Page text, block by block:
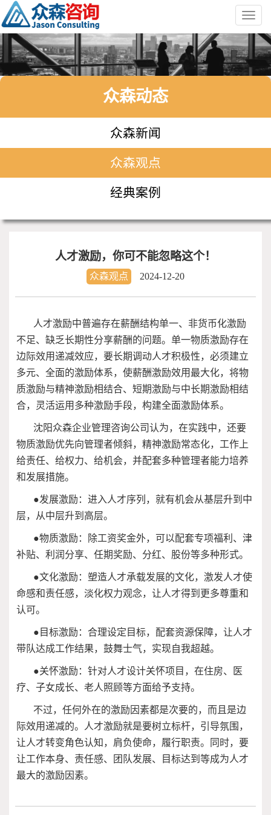
众森动态
众森新闻
众森观点
经典案例
人才激励，你可不能忽略这个！
众森观点 2024-12-20
人才激励中普遍存在薪酬结构单一、非货币化激励
不足、缺乏长期性分享薪酬的问题。单一物质激励存在
边际效用递减效应，要长期调动人才积极性，必须建立
多元、全面的激励体系，使薪酬激励效用最大化，将物
质激励与精神激励相结合、短期激励与中长期激励相结
合，灵活运用多种激励手段，构建全面激励体系。
沈阳众森企业管理咨询公司认为，在实践中，还要
物质激励优先向管理者倾斜，精神激励常态化，工作上
给责任、给权力、给机会，并配套多种管理者能力培养
和发展措施。
●发展激励：进入人才序列，就有机会从基层升到中
层，从中层升到高层。
●物质激励：除工资奖金外，可以配套专项福利、津
补贴、利润分享、任期奖励、分红、股份等多种形式。
●文化激励：塑造人才承载发展的文化，激发人才使
命感和责任感，淡化权力观念，让人才得到更多尊重和
认可。
●目标激励：合理设定目标，配套资源保障，让人才
带队达成工作结果，鼓舞士气，实现自我超越。
●关怀激励：针对人才设计关怀项目，在住房、医
疗、子女成长、老人照顾等方面给予支持。
不过，任何外在的激励因素都是次要的，而且是边
际效用递减的。人才激励就是要树立标杆，引导氛围，
让人才转变角色认知，肩负使命，履行职责。同时，要
让工作本身、责任感、团队发展、目标达到等成为人才
最大的激励因素。